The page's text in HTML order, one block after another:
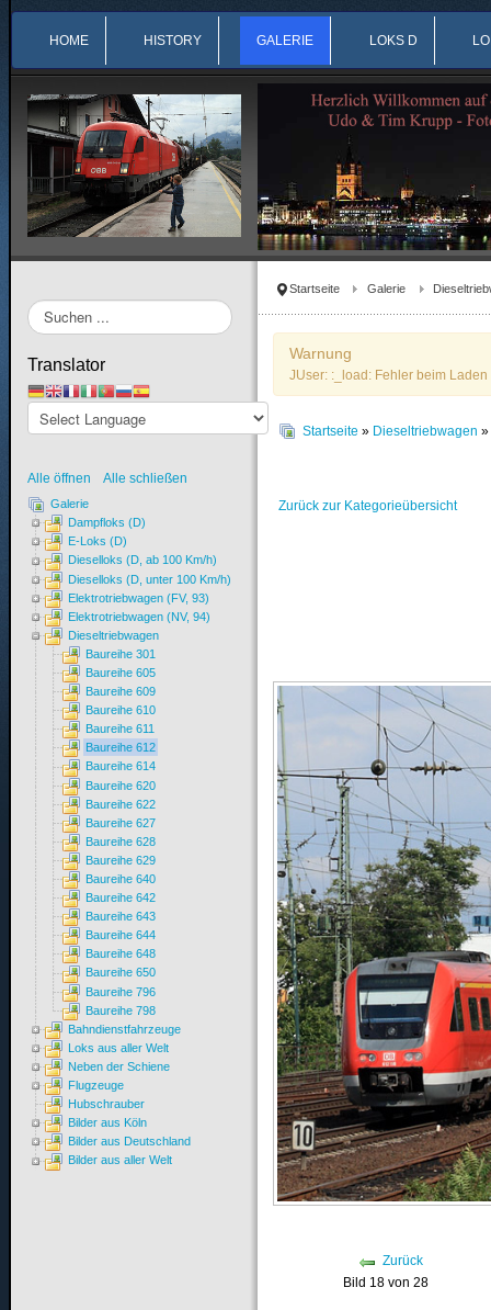
HOME HISTORY GALERIE LOKS D
Startseite Galerie
Warnung
JUser: :_load: Fehler beim
Startseite » Dieseltriebwagen
Zurück zur Kategorieübersicht
Zurück
Bild 18 von 28
Suchen
...
Translator
Alle öffnen Alle schließen
Galerie
Dampfloks (D)
E-Loks (D)
Dieselloks (D, ab 100 Km/h)
Dieselloks (D, unter 100 Km/h)
Elektrotriebwagen (FV, 93)
Elektrotriebwagen (NV, 94)
Dieseltriebwagen
Baureihe 301
Baureihe 605
Baureihe 609
Baureihe 610
Baureihe 611
Baureihe 612
Baureihe 614
Baureihe 620
Baureihe 622
Baureihe 627
Baureihe 628
Baureihe 629
Baureihe 640
Baureihe 642
Baureihe 643
Baureihe 644
Baureihe 648
Baureihe 650
Baureihe 796
Baureihe 798
Bahndienstfahrzeuge
Loks aus aller Welt
Neben der Schiene
Flugzeuge
Hubschrauber
Bilder aus Köln
Bilder aus Deutschland
Bilder aus aller Welt